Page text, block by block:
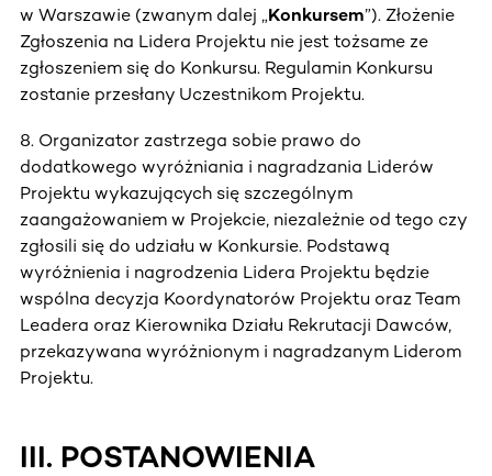
w Warszawie (zwanym dalej „Konkursem”). Złożenie
Zgłoszenia na Lidera Projektu nie jest tożsame ze
zgłoszeniem się do Konkursu. Regulamin Konkursu
zostanie przesłany Uczestnikom Projektu.
8. Organizator zastrzega sobie prawo do
dodatkowego wyróżniania i nagradzania Liderów
Projektu wykazujących się szczególnym
zaangażowaniem w Projekcie, niezależnie od tego czy
zgłosili się do udziału w Konkursie. Podstawą
wyróżnienia i nagrodzenia Lidera Projektu będzie
wspólna decyzja Koordynatorów Projektu oraz Team
Leadera oraz Kierownika Działu Rekrutacji Dawców,
przekazywana wyróżnionym i nagradzanym Liderom
Projektu.
III. POSTANOWIENIA